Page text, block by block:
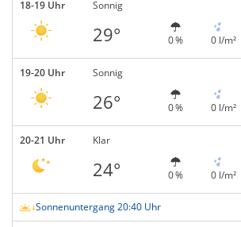
18-19 Uhr Sonnig
29° 0 % 0 l/m²
19-20 Uhr Sonnig
26° 0 % 0 l/m²
20-21 Uhr Klar
24° 0 % 0 l/m²
Sonnenuntergang 20:40 Uhr